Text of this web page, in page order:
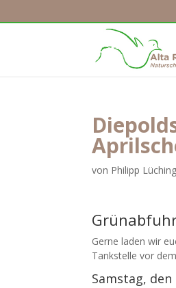
von Philipp
Gerne laden wir
Tankstelle vor
Samstag, den